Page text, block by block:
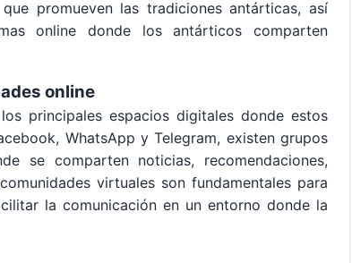
promueven las tradiciones antárticas, así
online donde los antárticos comparten
online
principales espacios digitales donde estos
WhatsApp y Telegram, existen grupos
se comparten noticias, recomendaciones,
virtuales son fundamentales para
la comunicación en un entorno donde la